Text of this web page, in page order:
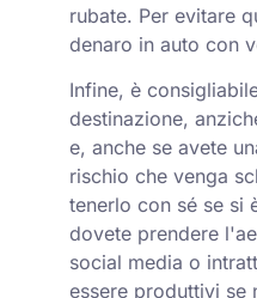
rubate. Per evitare
denaro in auto con
Infine, è
destinazione,
e, anche se avete
rischio che venga
tenerlo con sé se si
dovete prendere
social media o
essere produttivi se